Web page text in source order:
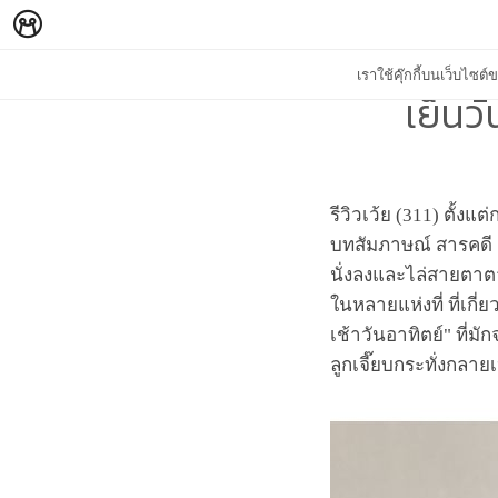
เราใช้คุ๊กกี้บนเว็บไซ
เย็น
รีวิวเว้ย (311) ตั้งแ
บทสัมภาษณ์ สารคดี
นั่งลงและไล่สายตา
ในหลายแห่งที่ ที่เกี่
เช้าวันอาทิตย์" ที่มัก
ลูกเจี๊ยบกระทั่งกลา